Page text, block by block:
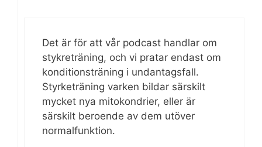
Det är för att vår podcast handlar om
stykreträning, och vi pratar endast om
konditionsträning i undantagsfall.
Styrketräning varken bildar särskilt
mycket nya mitokondrier, eller är
särskilt beroende av dem utöver
normalfunktion.